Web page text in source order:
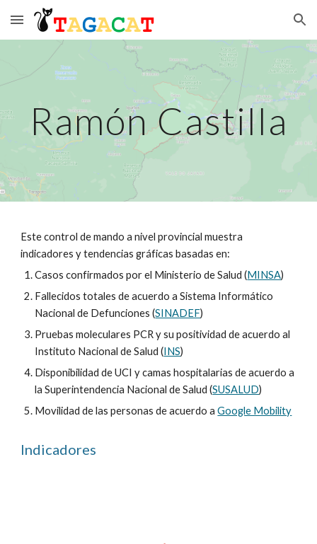
Skip to main content Skip to navigation
Ramón Castilla
Este control de mando a nivel provincial muestra
indicadores y tendencias gráficas basadas en:
Casos confirmados por el Ministerio de Salud (MINSA)
Fallecidos totales de acuerdo a Sistema Informático
Nacional de Defunciones (SINADEF)
Pruebas moleculares PCR y su positividad de acuerdo al
Instituto Nacional de Salud (INS)
Disponibilidad de UCI y camas hospitalarias de acuerdo a
la Superintendencia Nacional de Salud (SUSALUD)
Movilidad de las personas de acuerdo aGoogle Mobility
Indicadores